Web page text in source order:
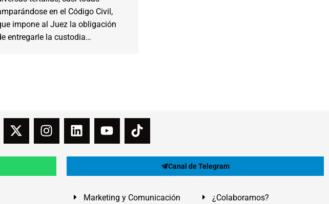
en el Código Civil,
impone al Juez la obligación
entregarle la custodia…
Canal de Telegram
Marketing y Comunicación ¿Colaboramos?